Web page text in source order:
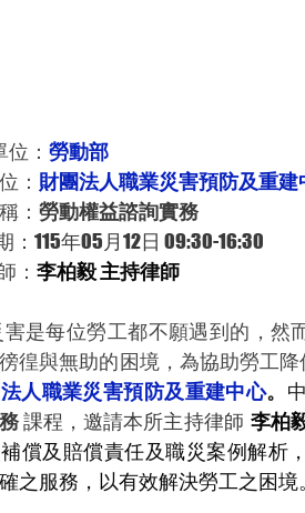
： 勞動部
： 財團法人職業災害預防及重建
： 勞動權益諮詢實務
：115年05月12日 09:30-16:30
： 李柏毅 主持律師
是每位勞工都不願遇到的，然
徨與無助的困境，為協助勞工
人職業災害預防及重建中心。
課程，邀請本所主持律師 李柏
償及賠償責任及職災案例解析
之服務，以有效解決勞工之困境